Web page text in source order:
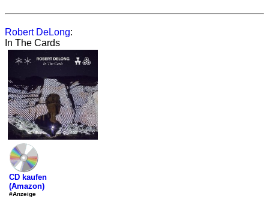
Robert DeLong:
In The Cards
CD kaufen
(Amazon)
#Anzeige